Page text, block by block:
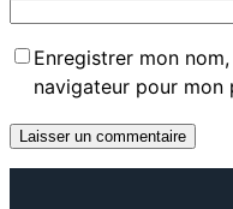
Enregistrer mon
navigateur pour mon